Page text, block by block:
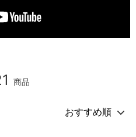
商品